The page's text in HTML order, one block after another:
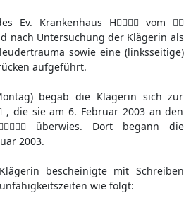
Ev. Krankenhaus H vom 
nach Untersuchung der Klägerin als
sowie eine (linksseitige)
aufgeführt.
begab die Klägerin sich zur
, die sie am 6. Februar 2003 an den
überwies. Dort begann die
2003.
bescheinigte mit Schreiben
wie folgt: